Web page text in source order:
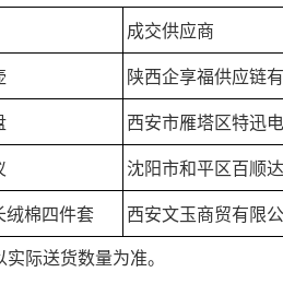
成交供应商
陕西企享福供应链
西安市雁塔区特迅
沈阳市和平区百顺
绒棉四件套
西安文玉商贸有限
际送货数量为准。